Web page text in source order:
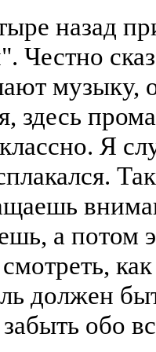
назад
Честно
музыку,
здесь
Я
а потом
смотреть,
должен
обо